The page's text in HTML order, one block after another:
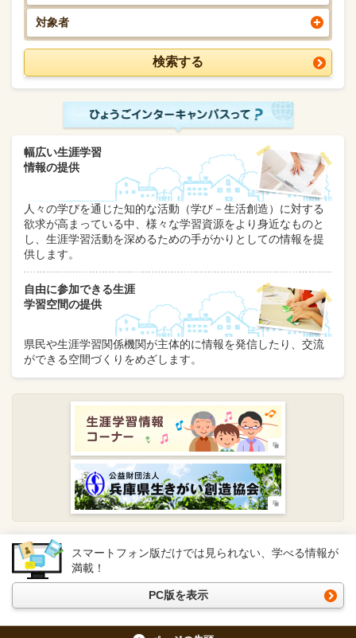
対象者
幅広い生涯学習
情報の提供
人々の学びを通じた知的な活動（学び－生活創造）に対する
欲求が高まっている中、様々な学習資源をより身近なものと
し、生涯学習活動を深めるための手がかりとしての情報を提
供します。
自由に参加できる生涯
学習空間の提供
県民や生涯学習関係機関が主体的に情報を発信したり、交流
ができる空間づくりをめざします。
スマートフォン版だけでは見られない、学べる情報が
満載！
PC版を表示